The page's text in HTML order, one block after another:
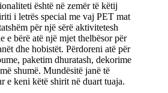
është në zemër të këtij
i letrës special me vaj PET mat
për një sërë aktivitetesh
e bërë atë një mjet thelbësor për
dhe hobistët. Përdoreni atë për
paketim dhuratash, dekorime
shumë. Mundësitë janë të
e keni këtë shirit në duart tuaja.